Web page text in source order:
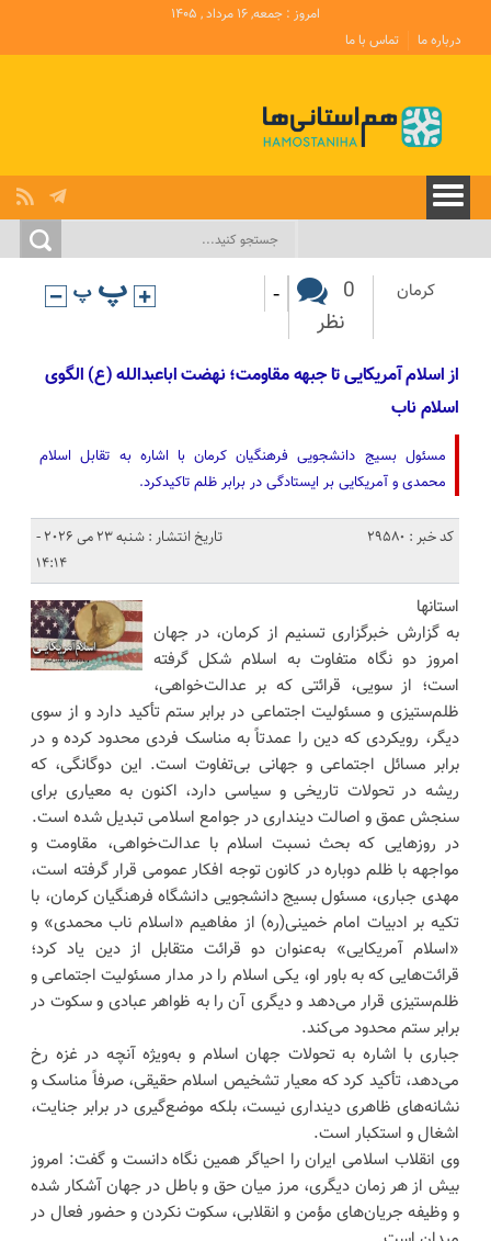
امروز : جمعه, ۱۶ مرداد , ۱۴۰۵
درباره ما
تماس با ما
کرمان
0
نظر
-
از اسلام آمریکایی تا جبهه مقاومت؛ نهضت اباعبدالله (ع) الگوی
اسلام ناب
مسئول بسیج دانشجویی فرهنگیان کرمان با اشاره به تقابل اسلام
محمدی و آمریکایی بر ایستادگی در برابر ظلم تاکیدکرد.
کد خبر : 29580
تاریخ انتشار : شنبه 23 می 2026 -
14:14
استانها
به گزارش خبرگزاری تسنیم از کرمان، در جهان
امروز دو نگاه متفاوت به اسلام شکل گرفته
است؛ از سویی، قرائتی که بر عدالت‌خواهی،
ظلم‌ستیزی و مسئولیت اجتماعی در برابر ستم تأکید دارد و از سوی
دیگر، رویکردی که دین را عمدتاً به مناسک فردی محدود کرده و در
برابر مسائل اجتماعی و جهانی بی‌تفاوت است. این دوگانگی، که
ریشه در تحولات تاریخی و سیاسی دارد، اکنون به معیاری برای
سنجش عمق و اصالت دینداری در جوامع اسلامی تبدیل شده است.
در روزهایی که بحث نسبت اسلام با عدالت‌خواهی، مقاومت و
مواجهه با ظلم دوباره در کانون توجه افکار عمومی قرار گرفته است،
مهدی جباری، مسئول بسیج دانشجویی دانشگاه فرهنگیان کرمان، با
تکیه بر ادبیات امام خمینی(ره) از مفاهیم «اسلام ناب محمدی» و
«اسلام آمریکایی» به‌عنوان دو قرائت متقابل از دین یاد کرد؛
قرائت‌هایی که به باور او، یکی اسلام را در مدار مسئولیت اجتماعی و
ظلم‌ستیزی قرار می‌دهد و دیگری آن را به ظواهر عبادی و سکوت در
برابر ستم محدود می‌کند.
جباری با اشاره به تحولات جهان اسلام و به‌ویژه آنچه در غزه رخ
می‌دهد، تأکید کرد که معیار تشخیص اسلام حقیقی، صرفاً مناسک و
نشانه‌های ظاهری دینداری نیست، بلکه موضع‌گیری در برابر جنایت،
اشغال و استکبار است.
وی انقلاب اسلامی ایران را احیاگر همین نگاه دانست و گفت: امروز
بیش از هر زمان دیگری، مرز میان حق و باطل در جهان آشکار شده
و وظیفه جریان‌های مؤمن و انقلابی، سکوت نکردن و حضور فعال در